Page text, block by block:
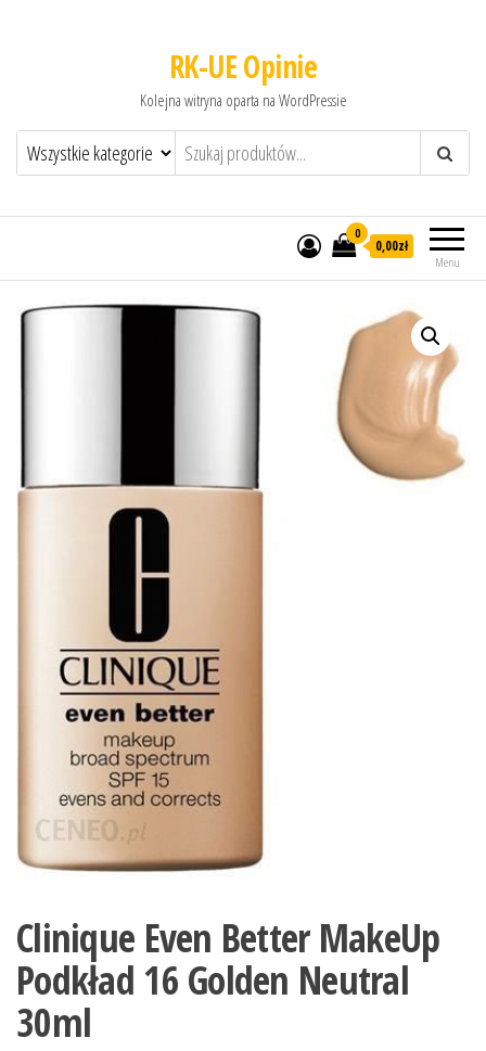
RK-UE Opinie
Kolejna witryna oparta na WordPressie
Menu
0
0,00zł
Clinique Even Better MakeUp
Podkład 16 Golden Neutral
30ml